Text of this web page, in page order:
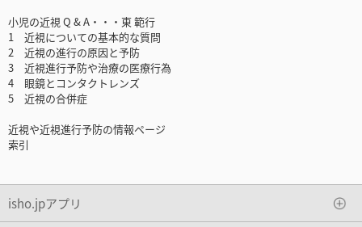
小児の近視 Q & A・・・東 範行
1 近視についての基本的な質問
2 近視の進行の原因と予防
3 近視進行予防や治療の医療行為
4 眼鏡とコンタクトレンズ
5 近視の合併症
近視や近視進行予防の情報ページ
索引
isho.jpアプリ